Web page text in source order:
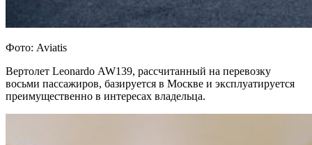
Фото: Aviatis
Вертолет Leonardo AW139, рассчитанный на перевозку
восьми пассажиров, базируется в Москве и эксплуатируется
преимущественно в интересах владельца.